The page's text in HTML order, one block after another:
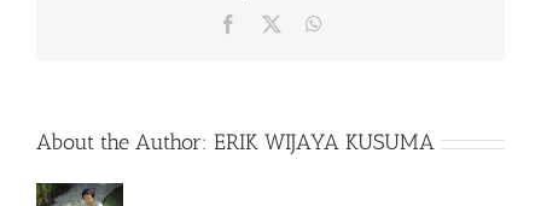
Facebook
About the Author: ERIK WIJAYA KUSUMA